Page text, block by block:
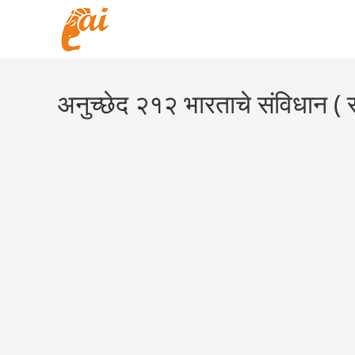
अनुच्छेद २१२ भारताचे संविधान (